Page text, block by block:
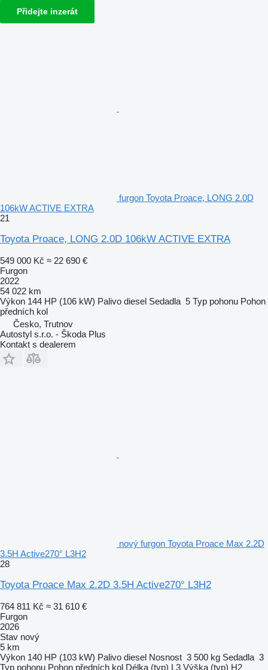
Přidejte inzerát
furgon Toyota Proace, LONG 2.0D
106kW ACTIVE EXTRA
21
Toyota Proace, LONG 2.0D 106kW ACTIVE EXTRA
549 000 Kč ≈ 22 690 €
Furgon
2022
54 022 km
Výkon 144 HP (106 kW) Palivo diesel Sedadla 5 Typ pohonu Pohon
předních kol
Česko, Trutnov
Autostyl s.r.o. - Škoda Plus
Kontakt s dealerem
nový furgon Toyota Proace Max 2.2D
3.5H Active270° L3H2
28
Toyota Proace Max 2.2D 3.5H Active270° L3H2
764 811 Kč ≈ 31 610 €
Furgon
2026
Stav nový
5 km
Výkon 140 HP (103 kW) Palivo diesel Nosnost 3 500 kg Sedadla 3
Typ pohonu Pohon předních kol Délka (typ) L3 Výška (typ) H2